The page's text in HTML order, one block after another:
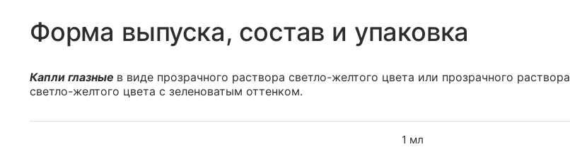
Форма выпуска, состав и упаковка
Капли глазные в виде прозрачного раствора светло-желтого цвета или прозрачного раствора
светло-желтого цвета с зеленоватым оттенком.
1 мл